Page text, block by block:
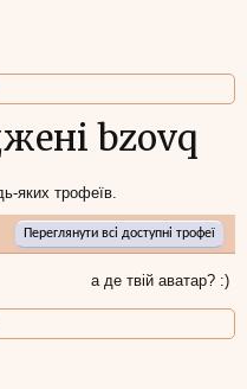
bzovq
яких трофеїв.
Переглянути всі доступні трофеї
а де твій аватар? :)